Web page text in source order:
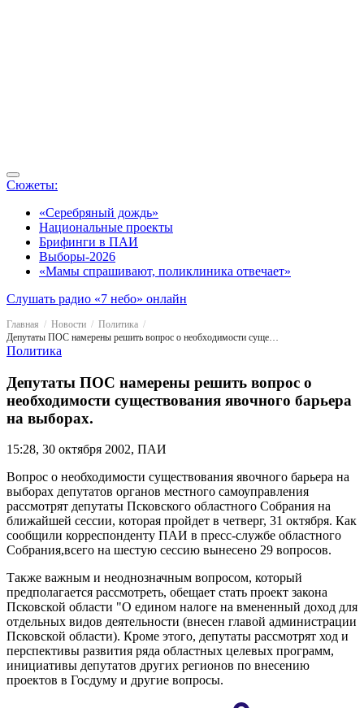
Сюжеты:
«Серебряный дождь»
Национальные проекты
Брифинги в ПАИ
Выборы-2026
«Мамы спрашивают, поликлиника отвечает»
Слушать радио «7 небо» онлайн
Главная Новости
Политика
Депутаты ПОС намерены решить вопрос о необходимости существования явочного барьера на выборах.
Политика
Депутаты ПОС намерены решить вопрос о
необходимости существования явочного барьера
на выборах.
15:28, 30 октября 2002, ПАИ
Вопрос о необходимости существования явочного барьера на
выборах депутатов органов местного самоуправления
рассмотрят депутаты Псковского областного Собрания на
ближайшей сессии, которая пройдет в четверг, 31 октября. Как
сообщили корреспонденту ПАИ в пресс-службе областного
Собрания,всего на шестую сессию вынесено 29 вопросов.
Также важным и неоднозначным вопросом, который
предполагается рассмотреть, обещает стать проект закона
Псковской области "О едином налоге на вмененный доход для
отдельных видов деятельности (внесен главой администрации
Псковской области). Кроме этого, депутаты рассмотрят ход и
перспективы развития ряда областных целевых программ,
инициативы депутатов других регионов по внесению
проектов в Госдуму и другие вопросы.